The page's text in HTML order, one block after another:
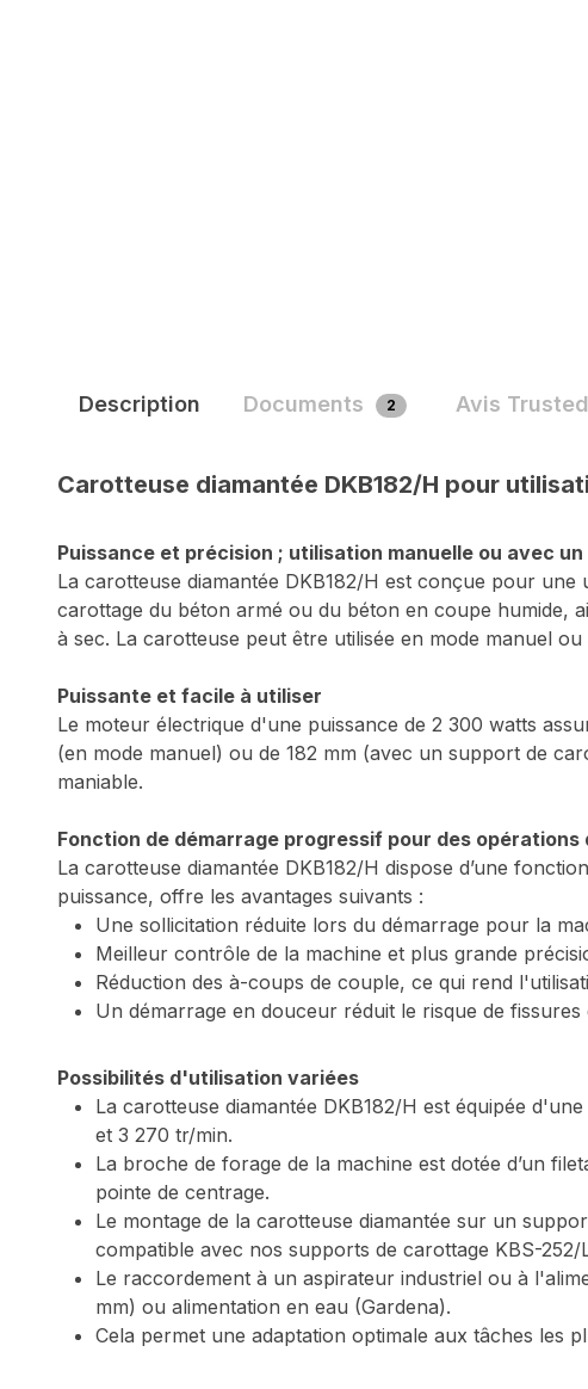
Description Documents 2 Avis
Carotteuse diamantée DKB182/H pour
Puissance et précision ; utilisation manuelle ou avec
La carotteuse diamantée DKB182/H est conçue pour
carottage du béton armé ou du béton en coupe humide,
à sec. La carotteuse peut être utilisée en mode manuel
Puissante et facile à utiliser
Le moteur électrique d'une puissance de 2 300 watts
(en mode manuel) ou de 182 mm (avec un support de
maniable.
Fonction de démarrage progressif pour des
La carotteuse diamantée DKB182/H dispose d’une
puissance, offre les avantages suivants :
Une sollicitation réduite lors du démarrage pour la
Meilleur contrôle de la machine et plus grande
Réduction des à-coups de couple, ce qui rend
Un démarrage en douceur réduit le risque de
Possibilités d'utilisation variées
La carotteuse diamantée DKB182/H est équipée
et 3 270 tr/min.
La broche de forage de la machine est dotée d’un
pointe de centrage.
Le montage de la carotteuse diamantée sur un
compatible avec nos supports de carottage KBS-
Le raccordement à un aspirateur industriel ou à
mm) ou alimentation en eau (Gardena).
Cela permet une adaptation optimale aux tâches les